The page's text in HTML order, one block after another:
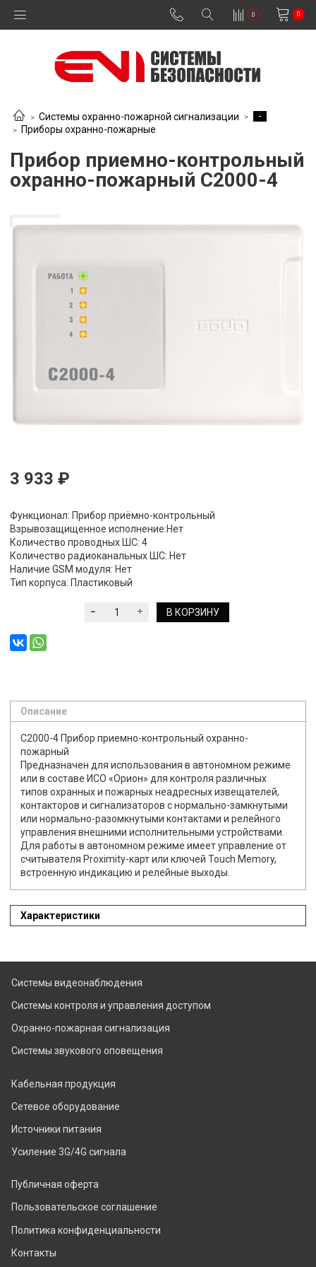
0 0
Системы охранно-пожарной сигнализации
-
Приборы охранно-пожарные
Прибор приемно-контрольный
охранно-пожарный С2000-4
3 933 ₽
Функционал: Прибор приёмно-контрольный
Взрывозащищенное исполнение:Нет
Количество проводных ШС: 4
Количество радиоканальных ШС: Нет
Наличие GSM модуля: Нет
Тип корпуса: Пластиковый
В КОРЗИНУ
Описание
С2000-4 Прибор приемно-контрольный охранно-
пожарный
Предназначен для использования в автономном режиме
или в составе ИСО «Орион» для контроля различных
типов охранных и пожарных неадресных извещателей,
контакторов и сигнализаторов с нормально-замкнутыми
или нормально-разомкнутыми контактами и релейного
управления внешними исполнительными устройствами.
Для работы в автономном режиме имеет управление от
считывателя Proximity-карт или ключей Touch Memory,
встроенную индикацию и релейные выходы.
Характеристики
Системы видеонаблюдения
Системы контроля и управления доступом
Охранно-пожарная сигнализация
Системы звукового оповещения
Кабельная продукция
Сетевое оборудование
Источники питания
Усиление 3G/4G сигнала
Публичная оферта
Пользовательское соглашение
Политика конфиденциальности
Контакты